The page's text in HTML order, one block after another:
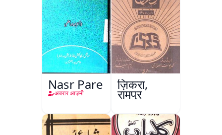
Nasr Pare
अबरार आज़मी
ज़िकरा,
रामपुर